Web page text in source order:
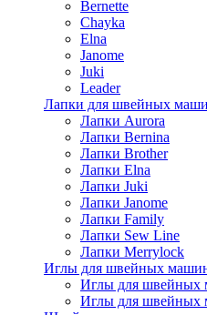
Bernette
Chayka
Elna
Janome
Juki
Leader
Лапки для швейных
Лапки Aurora
Лапки Bernina
Лапки Brother
Лапки Elna
Лапки Juki
Лапки Janome
Лапки Family
Лапки Sew Line
Лапки Merrylock
Иглы для швейных
Иглы для швейных
Иглы для швейных